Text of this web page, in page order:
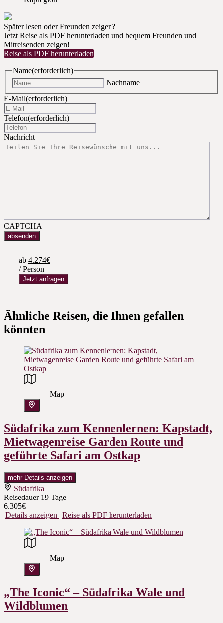
Später lesen oder Freunden zeigen?
Jetzt Reise als PDF herunterladen und bequem Freunden und
Mitreisenden zeigen!
Reise als PDF herunterladen
Name(erforderlich)
Nachname
E-Mail(erforderlich)
Telefon(erforderlich)
Nachricht
CAPTCHA
ab 4.274€
/ Person
Jetzt anfragen
Ähnliche Reisen, die Ihnen gefallen
könnten
Map
Südafrika zum Kennenlernen: Kapstadt,
Mietwagenreise Garden Route und
geführte Safari am Ostkap
mehr Details anzeigen
Südafrika
Reisedauer 19 Tage
6.305€
Details anzeigen
Reise als PDF herunterladen
Map
„The Iconic“ – Südafrika Wale und
Wildblumen